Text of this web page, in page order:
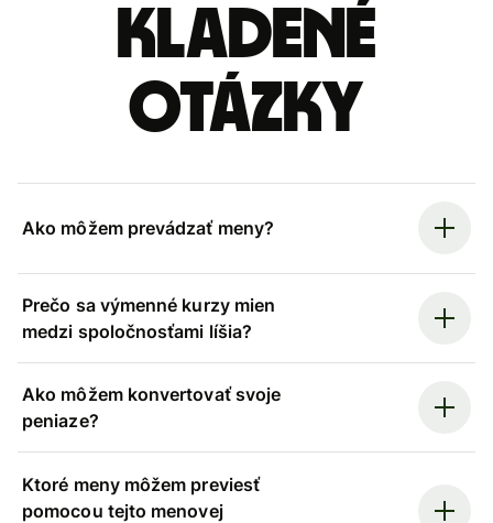
kladené
otázky
Ako môžem prevádzať meny?
Prečo sa výmenné kurzy mien
medzi spoločnosťami líšia?
Ako môžem konvertovať svoje
peniaze?
Ktoré meny môžem previesť
pomocou tejto menovej